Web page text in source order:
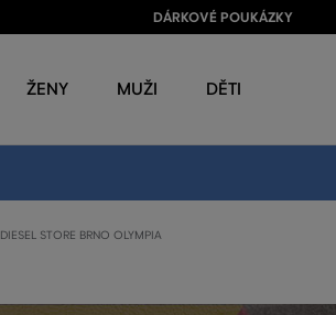
DÁRKOVÉ POUKÁZKY
ŽENY MUŽI DĚTI
DIESEL STORE BRNO OLYMPIA